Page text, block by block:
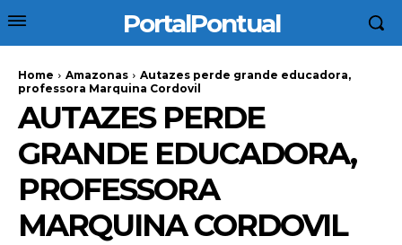
PortalPontual
Home Amazonas
Autazes perde grande educadora,
professora Marquina Cordovil
AUTAZES PERDE
GRANDE EDUCADORA,
PROFESSORA
MARQUINA CORDOVIL